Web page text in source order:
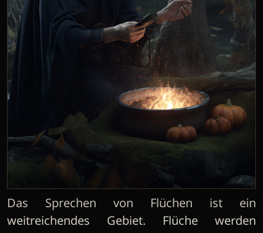
Das Sprechen von Flüchen ist ein
weitreichendes Gebiet. Flüche werden